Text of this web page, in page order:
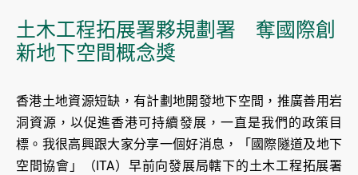
土木工程拓展署夥規劃署 奪國際創
新地下空間概念獎
香港土地資源短缺，有計劃地開發地下空間，推廣善用岩
洞資源，以促進香港可持續發展，一直是我們的政策目
標。我很高興跟大家分享一個好消息，「國際隧道及地下
空間協會」（ITA）早前向發展局轄下的土木工程拓展署